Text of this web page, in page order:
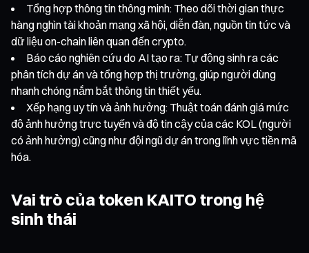
Tổng hợp thông tin thông minh: Theo dõi thời gian thực
hàng nghìn tài khoản mạng xã hội, diễn đàn, nguồn tin tức và
dữ liệu on-chain liên quan đến crypto.
Báo cáo nghiên cứu do AI tạo ra: Tự động sinh ra các
phân tích dự án và tổng hợp thị trường, giúp người dùng
nhanh chóng nắm bắt thông tin thiết yếu.
Xếp hạng uy tín và ảnh hưởng: Thuật toán đánh giá mức
độ ảnh hưởng trực tuyến và độ tin cậy của các KOL (người
có ảnh hưởng) cũng như đội ngũ dự án trong lĩnh vực tiền mã
hóa.
Vai trò của token KAITO trong hệ
sinh thái